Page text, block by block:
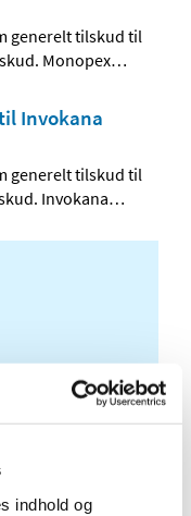
indhold og
generelt tilskud til
Monopex…
Invokana
generelt tilskud til
Invokana…